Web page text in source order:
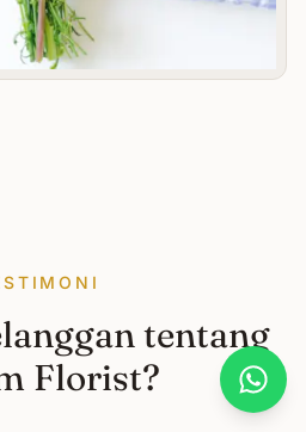
tentang
Florist?